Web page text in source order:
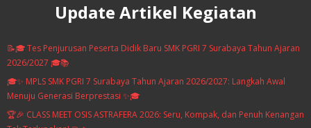
Update Artikel Kegiatan
📝🎓 Tes Penjurusan Peserta Didik Baru SMK PGRI 7 Surabaya Tahun Ajaran
2026/2027 🎓📚
🎓✨ MPLS SMK PGRI 7 Surabaya Tahun Ajaran 2026/2027: Langkah Awal
Menuju Generasi Berprestasi ✨🎓
🏆🎉 CLASS MEET OSIS ASTRAFERA 2026: Seru, Kompak, dan Penuh Kenangan